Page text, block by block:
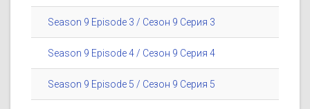
Season 9 Episode 3 / Сезон 9 Серия 3
Season 9 Episode 4 / Сезон 9 Серия 4
Season 9 Episode 5 / Сезон 9 Серия 5